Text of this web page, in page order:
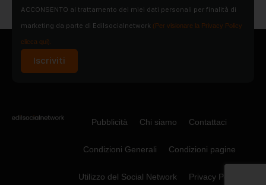
ACCONSENTO al trattamento dei miei dati personali per finalità di
marketing da parte di Edilsocialnetwork (Per visionare la Privacy Policy
clicca qui).
Iscriviti
Pubblicità Chi siamo Contattaci
Condizioni Generali Condizioni pagine
Utilizzo del Social Network Privacy Policy